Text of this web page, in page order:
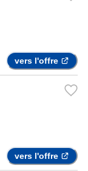
vers l'offre
vers l'offre